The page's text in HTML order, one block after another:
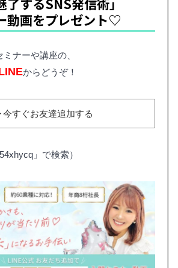
動画をプレゼント♡
ナーや講座の、
からどうぞ！
すぐお友達追加する
」で検索）